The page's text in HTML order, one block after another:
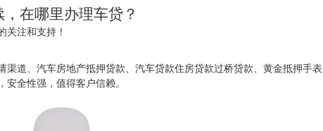
在哪里办理车贷？
关注和支持！
道、汽车房地产抵押贷款、汽车贷款住房贷款过桥贷款、黄金抵押手表
全性强，值得客户信赖。